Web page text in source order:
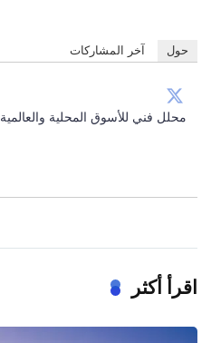
حول آخر المشاركات
محلل فني للأسوق المحلية والعالمية
اقرأ أكثر